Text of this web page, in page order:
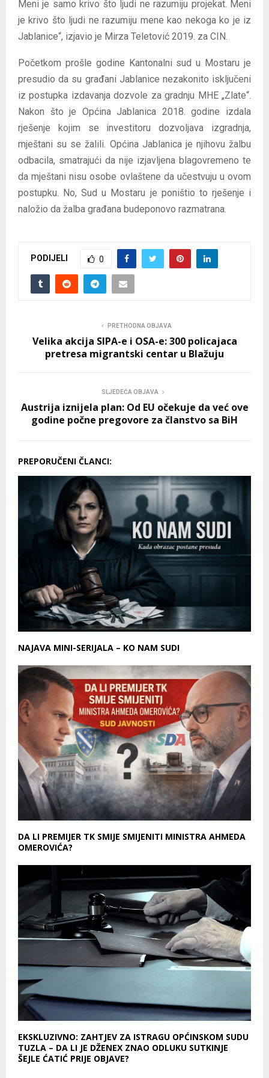
Meni je samo krivo što ljudi ne razumiju projekat. Meni
je krivo što ljudi ne razumiju mene kao nekoga ko je iz
Jablanice“, izjavio je Mirza Teletović 2019. za CIN.
Početkom prošle godine Kantonalni sud u Mostaru je
presudio da su građani Jablanice nezakonito isključeni
iz postupka izdavanja dozvole za gradnju MHE „Zlate“.
Nakon što je Općina Jablanica 2018. godine izdala
rješenje kojim se investitoru dozvoljava izgradnja,
mještani su se žalili. Općina Jablanica je njihovu žalbu
odbacila, smatrajući da nije izjavljena blagovremeno te
da mještani nisu osobe ovlaštene da učestvuju u ovom
postupku. No, Sud u Mostaru je poništio to rješenje i
naložio da žalba građana budeponovo razmatrana.
PODIJELI 0
PRETHODNA OBJAVA
Velika akcija SIPA-e i OSA-e: 300 policajaca
pretresa migrantski centar u Blažuju
SLJEDEĆA OBJAVA
Austrija iznijela plan: Od EU očekuje da već ove
godine počne pregovore za članstvo sa BiH
PREPORUČENI ČLANCI:
NAJAVA MINI-SERIJALA – KO NAM SUDI
DA LI PREMIJER TK SMIJE SMIJENITI MINISTRA AHMEDA
OMEROVIĆA?
EKSKLUZIVNO: ZAHTJEV ZA ISTRAGU OPĆINSKOM SUDU
TUZLA – DA LI JE DŽENEX ZNAO ODLUKU SUTKINJE
ŠEJLE ĆATIĆ PRIJE OBJAVE?